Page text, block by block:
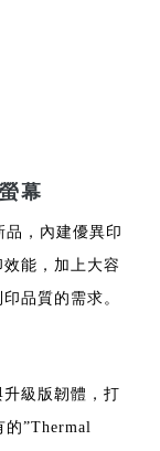
幕
品，內建優異印
能，加上大容
品質的需求。
級版韌體，打
的”Thermal